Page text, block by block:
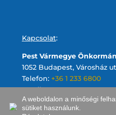
Kapcsolat:
Pest Vármegye
1052 Budapest, Városház
Telefon: +36 1 233 6800
Email:
A weboldalon a minőségi
sütiket használunk.